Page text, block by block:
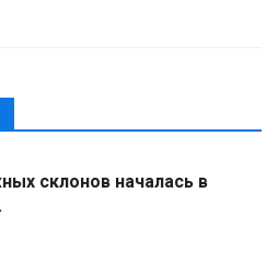
склонов началась в